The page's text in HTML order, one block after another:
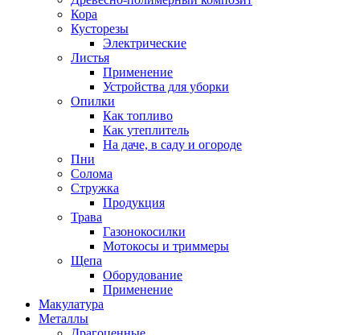
Кора
Кусторезы
Электрические
Листья
Применение
Устройства для уборки
Опилки
Как топливо
Как утеплитель
На даче, в саду и огороде
Пни
Солома
Стружка
Продукция
Трава
Газонокосилки
Мотокосы и триммеры
Щепа
Оборудование
Применение
Макулатура
Металлы